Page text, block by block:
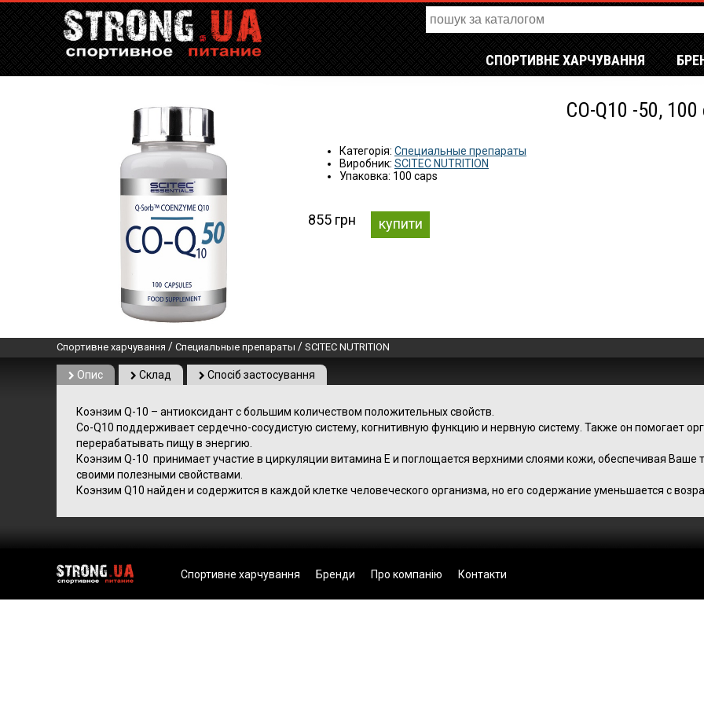
СПОРТИВНЕ ХАРЧУВАННЯ
CO-Q10 -50,
Категорія: Специальные препараты
Виробник: SCITEC NUTRITION
Упаковка: 100 caps
855 грн купити
Спортивне харчування / Специальные препараты / SCITEC NUTRITION
Опис Склад Спосіб застосування
Коэнзим Q-10 – антиоксидант с большим количеством положительных свойств.
Cо-Q10 поддерживает сердечно-сосудистую систему, когнитивную функцию и нервную систему. Также он помогает
перерабатывать пищу в энергию.
Коэнзим Q-10 принимает участие в циркуляции витамина Е и поглощается верхними слоями кожи, обеспечивая Ваше
своими полезными свойствами.
Коэнзим Q10 найден и содержится в каждой клетке человеческого организма, но его содержание уменьшается с
Спортивне харчування Бренди Про компанію Контакти